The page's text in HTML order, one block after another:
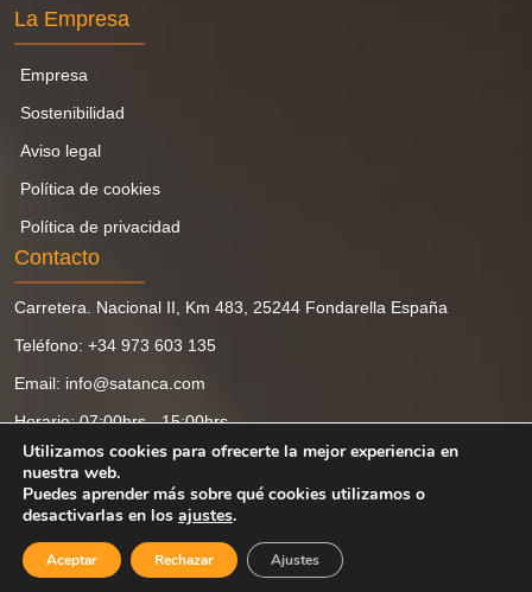
La Empresa
Empresa
Sostenibilidad
Aviso legal
Política de cookies
Política de privacidad
Contacto
Carretera. Nacional II, Km 483, 25244 Fondarella España
Teléfono: +34 973 603 135
Email: info@satanca.com
Horario: 07:00hrs - 15:00hrs
Copyright © Satanca 2024 ‎ ‎ ‎ ‎‎ ‎ ‎ ‎ ‎‎ ‎‎ ‎‎ ‎‎ ‎‎ ‎‎ ‎‎ ‎‎ ‎ ‎ ‎ Sitio Web Desarrollado por‎
MSH
Utilizamos cookies para ofrecerte la mejor experiencia en
nuestra web.
Puedes aprender más sobre qué cookies utilizamos o
desactivarlas en los ajustes.
Aceptar Rechazar Ajustes